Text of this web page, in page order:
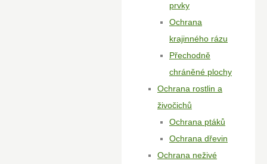
prvky
Ochrana
krajinného rázu
Přechodně
chráněné plochy
Ochrana rostlin a
živočichů
Ochrana ptáků
Ochrana dřevin
Ochrana neživé